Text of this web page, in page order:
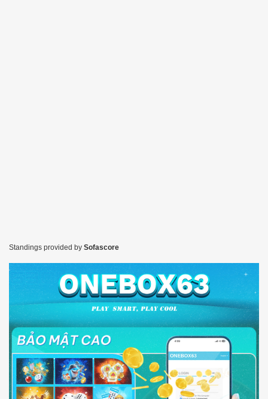
Standings provided by Sofascore